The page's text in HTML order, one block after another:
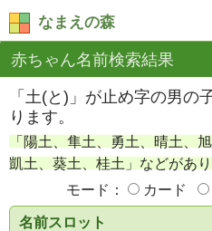
なまえの森
赤ちゃん名前検索結果
「土(と)」が止め字の男の
ります。
「陽土、隼土、勇土、晴土、
凱土、葵土、桂土」などがあり
モード：
カード
名前スロット